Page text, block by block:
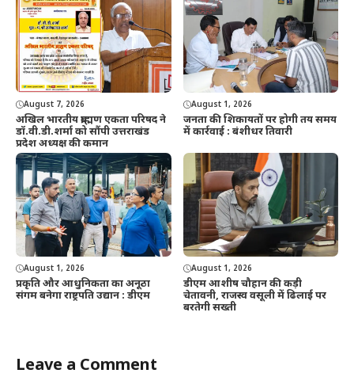
August 7, 2026
अखिल भारतीय ब्राह्मण एकता परिषद ने
डॉ.वी.डी.शर्मा को सौंपी उत्तराखंड
प्रदेश अध्यक्ष की कमान
August 1, 2026
जनता की शिकायतों पर होगी तय समय
में कार्रवाई : बंशीधर तिवारी
August 1, 2026
प्रकृति और आधुनिकता का अनूठा
संगम बनेगा राष्ट्रपति उद्यान : डीएम
August 1, 2026
डीएम आशीष चौहान की कड़ी
चेतावनी, राजस्व वसूली में ढिलाई पर
बरतेगी सख्ती
Leave a Comment